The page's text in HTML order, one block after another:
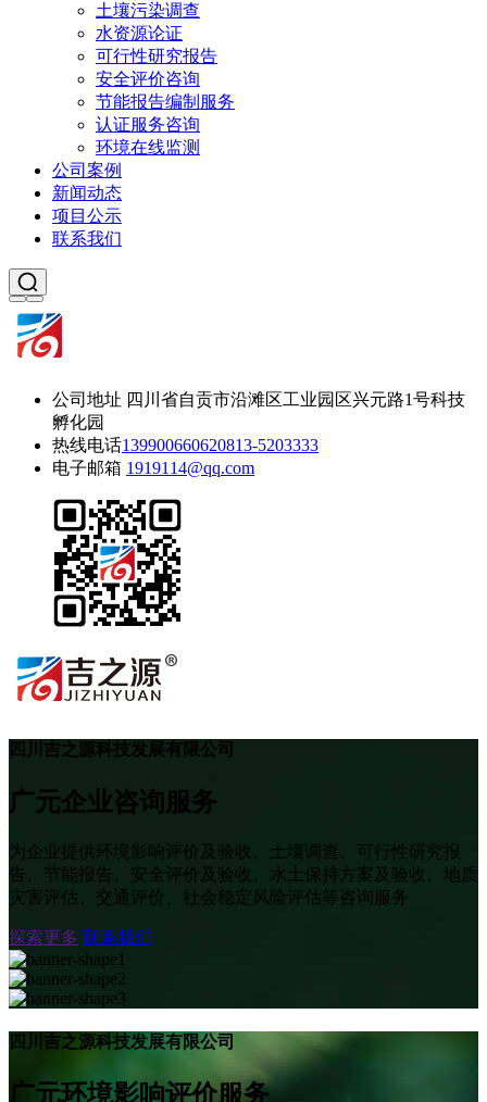
土壤污染调查
水资源论证
可行性研究报告
安全评价咨询
节能报告编制服务
认证服务咨询
环境在线监测
公司案例
新闻动态
项目公示
联系我们
公司地址 四川省自贡市沿滩区工业园区兴元路1号科技
孵化园
热线电话139900660620813-5203333
电子邮箱 1919114@qq.com
四川吉之源科技发展有限公司
广元企业咨询服务
为企业提供环境影响评价及验收、土壤调查、可行性研究报
告、节能报告、安全评价及验收、水土保持方案及验收、地质
灾害评估、交通评价、社会稳定风险评估等咨询服务
探索更多 联系我们
四川吉之源科技发展有限公司
广元环境影响评价服务